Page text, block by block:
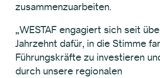
zusammenzuarbeiten.
„WESTAF engagiert sich seit
Jahrzehnt dafür, in die Stimme
Führungskräfte zu investieren
durch unsere regionalen